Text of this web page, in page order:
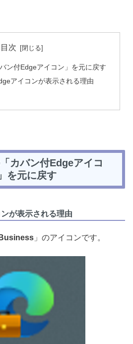
目次
ン付Edgeアイコン」を元に戻す
アイコンが表示される理由
カバン付Edgeアイコ
を元に戻す
が表示される理由
」のアイコンです。